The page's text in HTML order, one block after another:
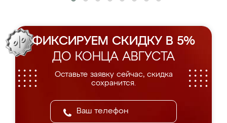
ФИКСИРУЕМ СКИДКУ В 5%
ДО КОНЦА АВГУСТА
Оставьте заявку сейчас, скидка
сохранится.